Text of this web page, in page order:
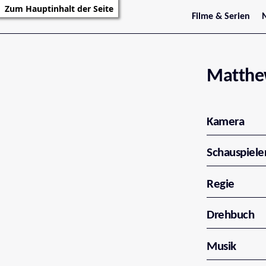
Zum Hauptinhalt der Seite
Filme & Serien
Trailer
Serienarchiv
Kamera
Regie
Drehbuch
Musik